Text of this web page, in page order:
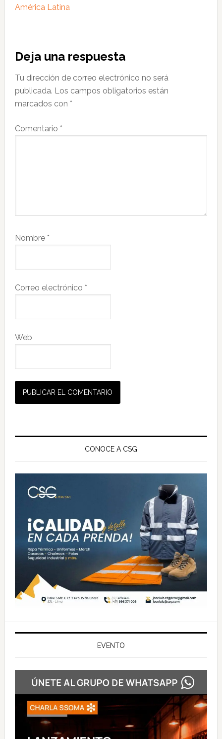
América Latina
Interacciones
con
los
lectores
Deja una respuesta
Tu dirección de correo electrónico no será
publicada. Los campos obligatorios están
marcados con *
Comentario *
Nombre *
Correo electrónico *
Web
Barra
principal
CONOCE A CSG
EVENTO